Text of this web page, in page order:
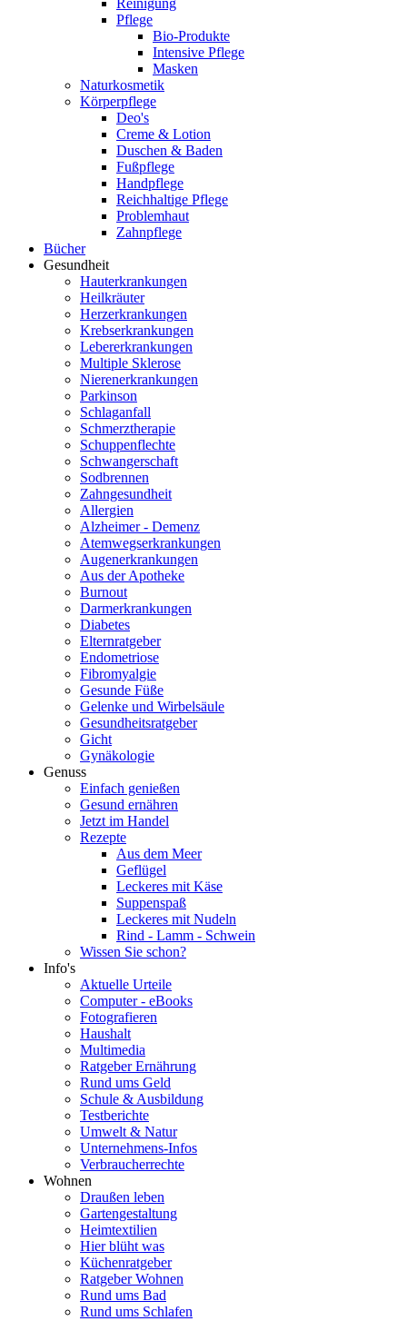
Reinigung
Pflege
Bio-Produkte
Intensive Pflege
Masken
Naturkosmetik
Körperpflege
Deo's
Creme & Lotion
Duschen & Baden
Fußpflege
Handpflege
Reichhaltige Pflege
Problemhaut
Zahnpflege
Bücher
Gesundheit
Hauterkrankungen
Heilkräuter
Herzerkrankungen
Krebserkrankungen
Lebererkrankungen
Multiple Sklerose
Nierenerkrankungen
Parkinson
Schlaganfall
Schmerztherapie
Schuppenflechte
Schwangerschaft
Sodbrennen
Zahngesundheit
Allergien
Alzheimer - Demenz
Atemwegserkrankungen
Augenerkrankungen
Aus der Apotheke
Burnout
Darmerkrankungen
Diabetes
Elternratgeber
Endometriose
Fibromyalgie
Gesunde Füße
Gelenke und Wirbelsäule
Gesundheitsratgeber
Gicht
Gynäkologie
Genuss
Einfach genießen
Gesund ernähren
Jetzt im Handel
Rezepte
Aus dem Meer
Geflügel
Leckeres mit Käse
Suppenspaß
Leckeres mit Nudeln
Rind - Lamm - Schwein
Wissen Sie schon?
Info's
Aktuelle Urteile
Computer - eBooks
Fotografieren
Haushalt
Multimedia
Ratgeber Ernährung
Rund ums Geld
Schule & Ausbildung
Testberichte
Umwelt & Natur
Unternehmens-Infos
Verbraucherrechte
Wohnen
Draußen leben
Gartengestaltung
Heimtextilien
Hier blüht was
Küchenratgeber
Ratgeber Wohnen
Rund ums Bad
Rund ums Schlafen